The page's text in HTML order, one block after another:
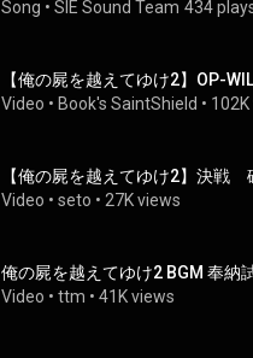
Song • SIE Sound Team 434
【俺の屍を越えてゆけ2】OP-
Video • Book's SaintShield •
【俺の屍を越えてゆけ2】決戦　
Video • seto • 27K views
俺の屍を越えてゆけ2 BGM 奉納
Video • ttm • 41K views